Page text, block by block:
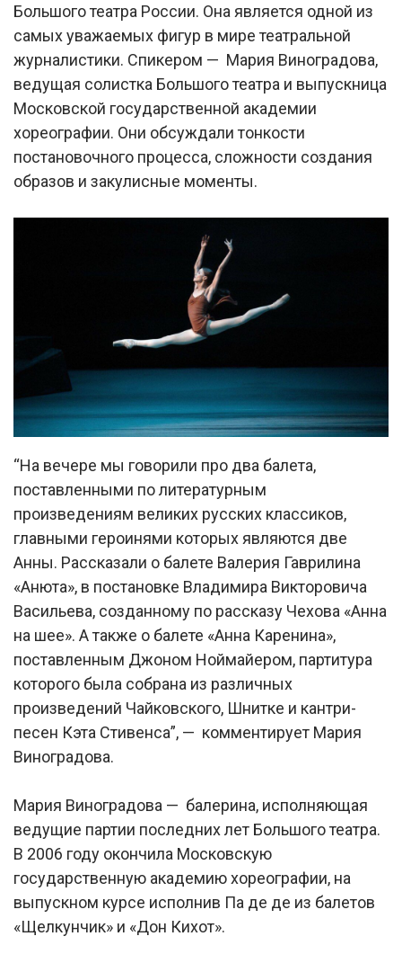
Большого театра России. Она является одной из
самых уважаемых фигур в мире театральной
журналистики. Спикером — Мария Виноградова,
ведущая солистка Большого театра и выпускница
Московской государственной академии
хореографии. Они обсуждали тонкости
постановочного процесса, сложности создания
образов и закулисные моменты.
“На вечере мы говорили про два балета,
поставленными по литературным
произведениям великих русских классиков,
главными героинями которых являются две
Анны. Рассказали о балете Валерия Гаврилина
«Анюта», в постановке Владимира Викторовича
Васильева, созданному по рассказу Чехова «Анна
на шее». А также о балете «Анна Каренина»,
поставленным Джоном Ноймайером, партитура
которого была собрана из различных
произведений Чайковского, Шнитке и кантри-
песен Кэта Стивенса”, — комментирует Мария
Виноградова.
Мария Виноградова — балерина, исполняющая
ведущие партии последних лет Большого театра.
В 2006 году окончила Московскую
государственную академию хореографии, на
выпускном курсе исполнив Па де де из балетов
«Щелкунчик» и «Дон Кихот».